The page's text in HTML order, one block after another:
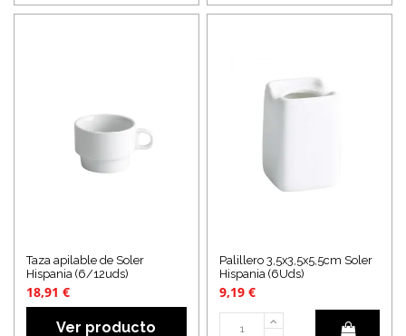
Taza apilable de Soler
Hispania (6/12uds)
18,91 €
Ver producto
Palillero 3,5x3,5x5,5cm Soler
Hispania (6Uds)
9,19 €